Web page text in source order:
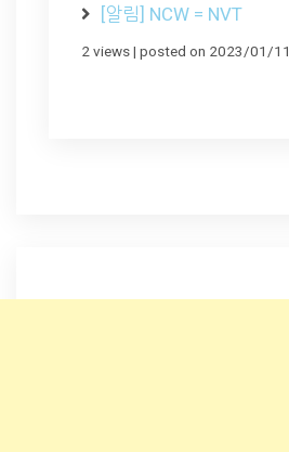
[알림] NCW = NVT
2 views| posted on 2023/01/11